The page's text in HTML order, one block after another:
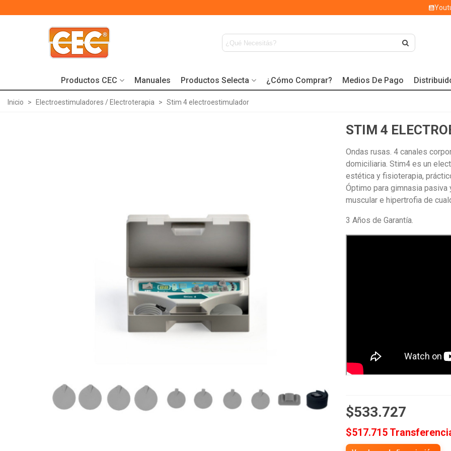
Productos CEC Manuales Productos Selecta ¿Cómo Comprar? Medios De Pago
Inicio > Electroestimuladores / Electroterapia > Stim 4 electroestimulador
STIM 4
Ondas rusas. 4 canales
domiciliaria. Stim4 es un
estética y fisioterapia,
Óptimo para gimnasia
muscular e hipertrofia de
3 Años de Garantía.
$533.727
$517.715